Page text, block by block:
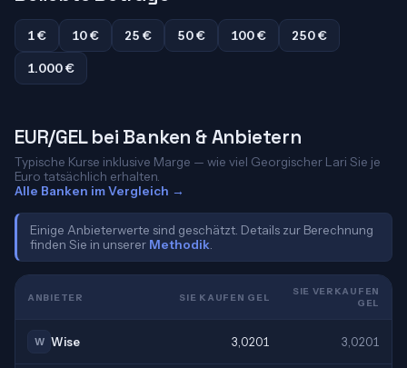
1 € 10 € 25 € 50 € 100 €
250 €
1.000 €
EUR/GEL bei Banken & Anbietern
Typische Kurse inklusive Marge — wie viel Georgischer Lari Sie je
Euro tatsächlich erhalten.
Alle Banken im Vergleich →
Einige Anbieterwerte sind geschätzt. Details zur Berechnung
finden Sie in unserer Methodik
ANBIETER SIE KAUFEN GEL
SIE VERKAUFEN
GEL
W Wise 3,0201 3,0201